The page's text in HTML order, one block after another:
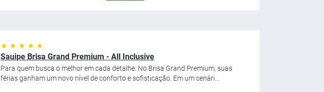
★ ★ ★ ★ ★
Sauipe Brisa Grand Premium - All Inclusive
Para quem busca o melhor em cada detalhe. No Brisa Grand Premium, suas
férias ganham um novo nível de conforto e sofisticação. Em um cenári...